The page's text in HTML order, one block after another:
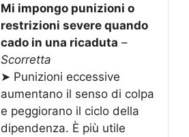
Mi impongo punizioni o
restrizioni severe quando
cado in una ricaduta –
Scorretta
➤ Punizioni eccessive
aumentano il senso di colpa
e peggiorano il ciclo della
dipendenza. È più utile